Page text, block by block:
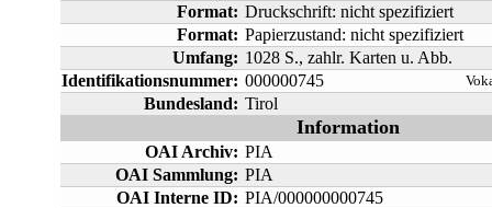
Format: Druckschrift: nicht spezifiziert
Format: Papierzustand: nicht spezifiziert
Umfang: 1028 S., zahlr. Karten u. Abb.
Identifikationsnummer: 000000745
Bundesland: Tirol
Information
OAI Archiv: PIA
OAI Sammlung: PIA
OAI Interne ID: PIA/000000000745